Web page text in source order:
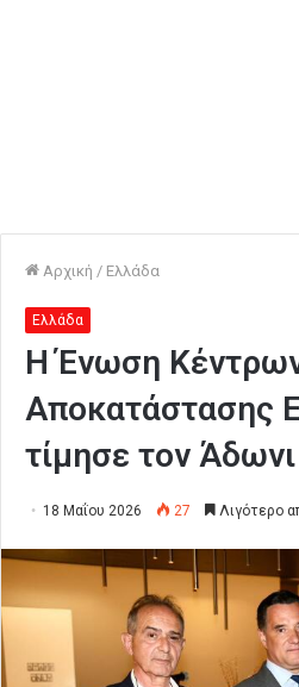
Αρχική / Ελλάδα
Ελλάδα
Η Ένωση
Αποκατάστασης
τίμησε τον
18 Μαΐου 2026 27 Λιγότερο